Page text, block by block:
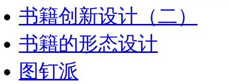
书籍创新设计（二）
书籍的形态设计
图钉派